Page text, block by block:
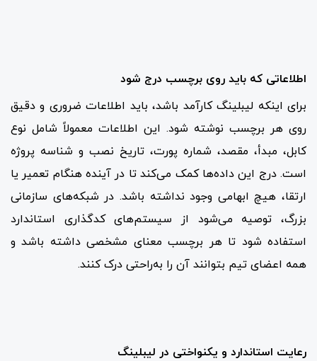
اطلاعاتی که باید روی برچسب درج شود
برای اینکه لیبلینگ کارآمد باشد، باید اطلاعات ضروری و دقیق
روی هر برچسب نوشته شود. این اطلاعات معمولاً شامل نوع
کابل، مبدأ، مقصد، شماره پورت، تاریخ نصب و شناسه پروژه
است. درج این داده‌ها کمک می‌کند تا در آینده هنگام تعمیر یا
ارتقا، هیچ ابهامی وجود نداشته باشد. در شبکه‌های سازمانی
بزرگ، توصیه می‌شود از سیستم‌های کدگذاری استاندارد
استفاده شود تا هر برچسب معنای مشخصی داشته باشد و
همه اعضای تیم بتوانند آن را به‌راحتی درک کنند.
رعایت استاندارد و یکنواختی در لیبلینگ